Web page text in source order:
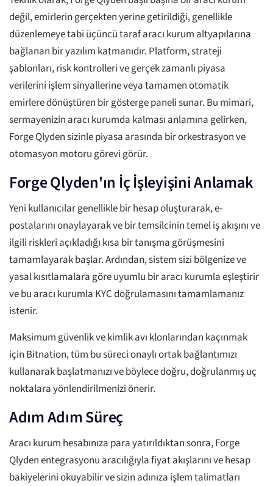
değil, emirlerin gerçekten yerine getirildiği, genellikle
düzenlemeye tabi üçüncü taraf aracı kurum altyapılarına
bağlanan bir yazılım katmanıdır. Platform, strateji
şablonları, risk kontrolleri ve gerçek zamanlı piyasa
verilerini işlem sinyallerine veya tamamen otomatik
emirlere dönüştüren bir gösterge paneli sunar. Bu mimari,
sermayenizin aracı kurumda kalması anlamına gelirken,
Forge Qlyden sizinle piyasa arasında bir orkestrasyon ve
otomasyon motoru görevi görür.
Forge Qlyden'ın İç İşleyişini Anlamak
Yeni kullanıcılar genellikle bir hesap oluşturarak, e-
postalarını onaylayarak ve bir temsilcinin temel iş akışını ve
ilgili riskleri açıkladığı kısa bir tanışma görüşmesini
tamamlayarak başlar. Ardından, sistem sizi bölgenize ve
yasal kısıtlamalara göre uyumlu bir aracı kurumla eşleştirir
ve bu aracı kurumla KYC doğrulamasını tamamlamanız
istenir.
Maksimum güvenlik ve kimlik avı klonlarından kaçınmak
için Bitnation, tüm bu süreci onaylı ortak bağlantımızı
kullanarak başlatmanızı ve böylece doğru, doğrulanmış uç
noktalara yönlendirilmenizi önerir.
Adım Adım Süreç
Aracı kurum hesabınıza para yatırıldıktan sonra, Forge
Qlyden entegrasyonu aracılığıyla fiyat akışlarını ve hesap
bakiyelerini okuyabilir ve sizin adınıza işlem talimatları